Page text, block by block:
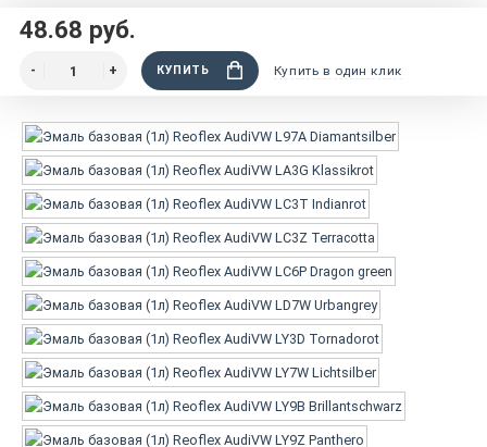
48.68 руб.
КУПИТЬ Купить в один клик